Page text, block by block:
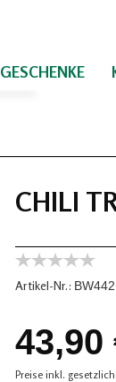
GESCHENKE
CHILI
Artikel-Nr.: BW442
43,90
Preise inkl.